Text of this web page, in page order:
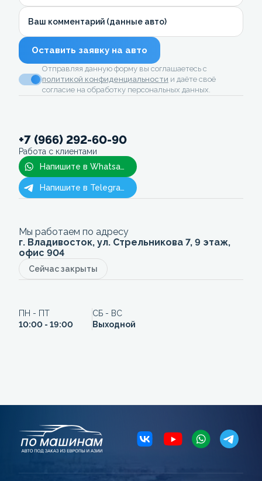
Ваш комментарий (данные авто)
Оставить заявку на авто
Отправляя данную форму вы соглашаетесь с
политикой конфиденциальности и даёте своё
согласие на обработку персональных данных.
+7 (966) 292-60-90
Работа с клиентами
Напишите в Whatsapp
Напишите в Telegram
Мы работаем по адресу
г. Владивосток, ул. Стрельникова 7, 9 этаж,
офис 904
Сейчас закрыты
ПН - ПТ
10:00 - 19:00
СБ - ВС
Выходной